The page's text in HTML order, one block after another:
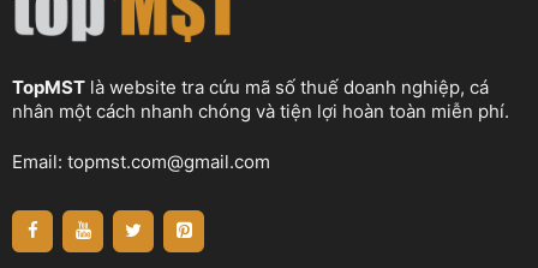
TopMST là website tra cứu mã số thuế doanh nghiệp, cá
nhân một cách nhanh chóng và tiện lợi hoàn toàn miễn phí.
Email: topmst.com@gmail.com